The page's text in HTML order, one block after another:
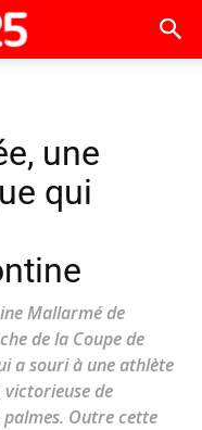
une
qui
Mallarmé de
de la Coupe de
a souri à une athlète
victorieuse de
palmes. Outre cette